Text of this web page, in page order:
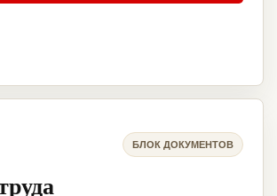
БЛОК ДОКУМЕНТОВ